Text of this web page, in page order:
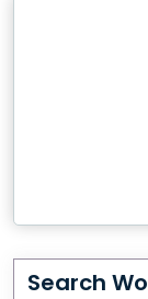
Search